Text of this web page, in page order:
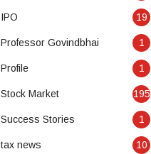
IPO 19
Professor Govindbhai 1
Profile 1
Stock Market 195
Success Stories 1
tax news 10